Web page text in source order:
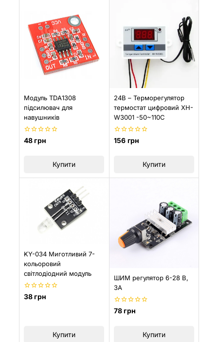
Модуль TDA1308
підсилювач для
навушників
0
48грн
Купити
24В – Терморегулятор
термостат цифровий XH-
W3001 -50~110С
0
156 грн
Купити
KY-034 Миготливий 7-
кольоровий
світлодіодний модуль
0
з
38грн
Купити
ШИМ регулятор 6-28 В,
3A
0
78грн
Купити